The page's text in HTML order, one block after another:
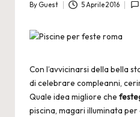
Posted
By Guest 5 Aprile 2016
Con l’avvicinarsi della bella
di celebrare compleanni,
Quale idea migliore che
piscina, magari illuminata